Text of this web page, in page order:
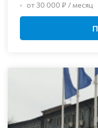
от 30 000 ₽ / месяц